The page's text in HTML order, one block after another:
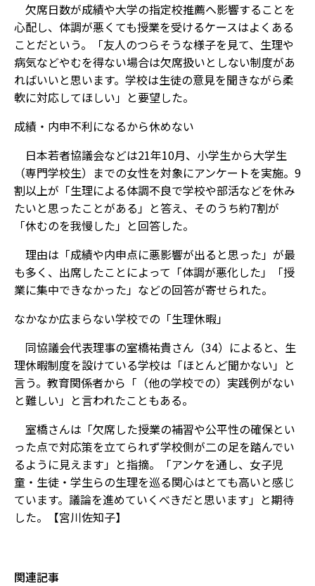
欠席日数が成績や大学の指定校推薦へ影響することを
心配し、体調が悪くても授業を受けるケースはよくある
ことだという。「友人のつらそうな様子を見て、生理や
病気などやむを得ない場合は欠席扱いとしない制度があ
ればいいと思います。学校は生徒の意見を聞きながら柔
軟に対応してほしい」と要望した。
成績・内申不利になるから休めない
日本若者協議会などは21年10月、小学生から大学生
（専門学校生）までの女性を対象にアンケートを実施。9
割以上が「生理による体調不良で学校や部活などを休み
たいと思ったことがある」と答え、そのうち約7割が
「休むのを我慢した」と回答した。
理由は「成績や内申点に悪影響が出ると思った」が最
も多く、出席したことによって「体調が悪化した」「授
業に集中できなかった」などの回答が寄せられた。
なかなか広まらない学校での「生理休暇」
同協議会代表理事の室橋祐貴さん（34）によると、生
理休暇制度を設けている学校は「ほとんど聞かない」と
言う。教育関係者から「（他の学校での）実践例がない
と難しい」と言われたこともある。
室橋さんは「欠席した授業の補習や公平性の確保とい
った点で対応策を立てられず学校側が二の足を踏んでい
るように見えます」と指摘。「アンケを通し、女子児
童・生徒・学生らの生理を巡る関心はとても高いと感じ
ています。議論を進めていくべきだと思います」と期待
した。【宮川佐知子】
関連記事